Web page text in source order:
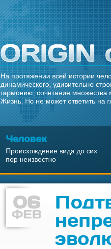
На протяжении всей истории
динамического, удивительно
гармонию, сочетание множества
Жизнь. Но не может ответить на
Человек
Происхождение вида до сих
пор неизвестно
06
ФЕВ